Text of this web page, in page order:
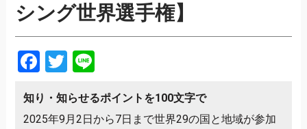
シング世界選手権】
Facebook
Twitter
Line
知り・知らせるポイントを100文字で
2025年9月2日から7日まで世界29の国と地域が参加